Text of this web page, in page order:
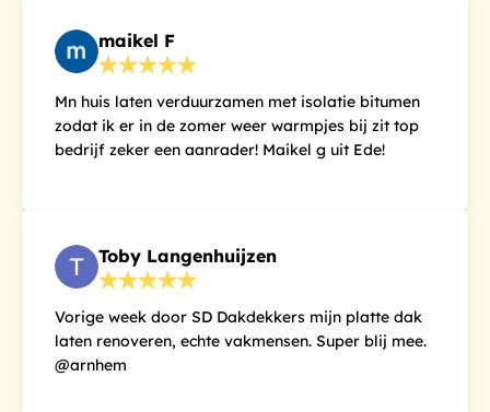
maikel F
Mn huis laten verduurzamen met isolatie bitumen
zodat ik er in de zomer weer warmpjes bij zit top
bedrijf zeker een aanrader! Maikel g uit Ede!
Toby Langenhuijzen
Vorige week door SD Dakdekkers mijn platte dak
laten renoveren, echte vakmensen. Super blij mee.
@arnhem